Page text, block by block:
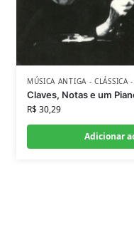
MÚSICA ANTIGA - CLÁSSICA
Claves, Notas e um
R$30,29
Adicionar